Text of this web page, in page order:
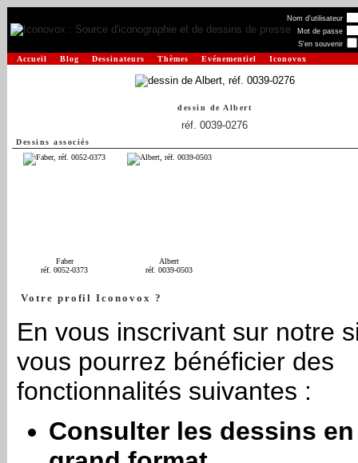
Nom d'utilisateur
Mot de passe
S'en souvenir
Accueil Blog Dessinateurs Thèmes Evénementiel Iconovox
dessin de Albert
réf. 0039-0276
Dessins associés
Faber
réf. 0052-0373
Albert
réf. 0039-0503
Votre profil Iconovox ?
En vous inscrivant sur notre
vous pourrez bénéficier des
fonctionnalités suivantes :
Consulter les dessins en